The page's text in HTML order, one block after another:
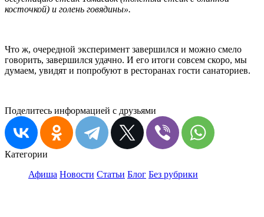
косточкой) и голень говядины».
Что ж, очередной эксперимент завершился и можно смело
говорить, завершился удачно. И его итоги совсем скоро, мы
думаем, увидят и попробуют в ресторанах гости санаториев.
Поделитесь информацией с друзьями
Категории
Афиша Новости Статьи Блог Без рубрики